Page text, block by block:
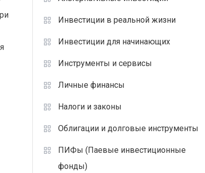
Инвестиции в реальной жизни
Инвестиции для начинающих
Инструменты и сервисы
Личные финансы
Налоги и законы
Облигации и долговые инструменты
ПИФы (Паевые инвестиционные
фонды)